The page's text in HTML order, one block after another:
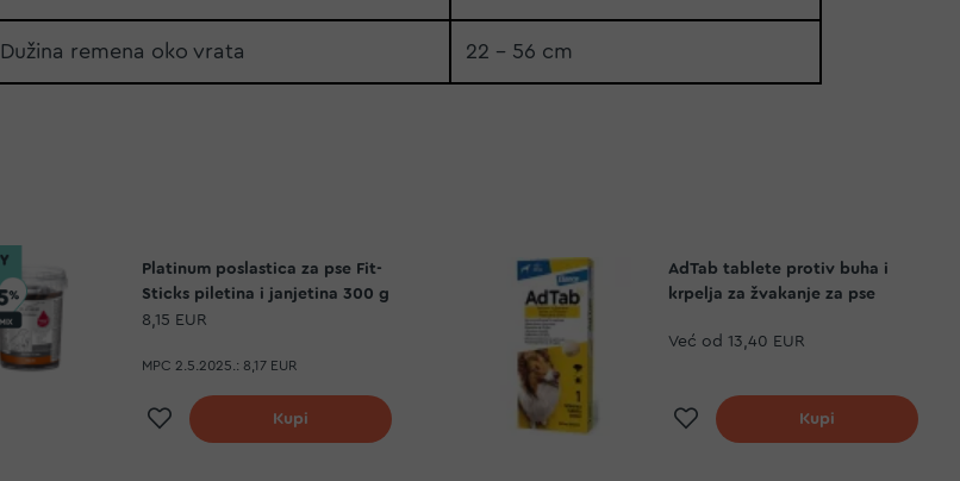
Dužina remena oko vrata 22 - 56 cm
Platinum poslastica za pse Fit-
Sticks piletina i janjetina 300 g
8,15 EUR
MPC 2.5.2025.: 8,17 EUR
Dodaj na listu želja
Kupi
AdTab tablete protiv buha i
krpelja za žvakanje za pse
Već od 13,40 EUR
Dodaj na listu želja
Kupi